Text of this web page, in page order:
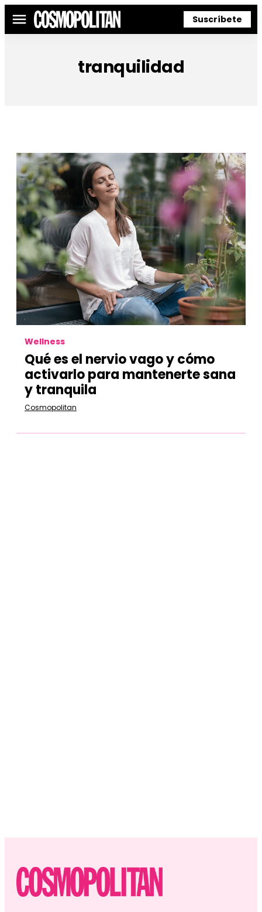
Menú Suscríbete
tranquilidad
Wellness
Qué es el nervio vago y cómo
activarlo para mantenerte sana
y tranquila
Cosmopolitan